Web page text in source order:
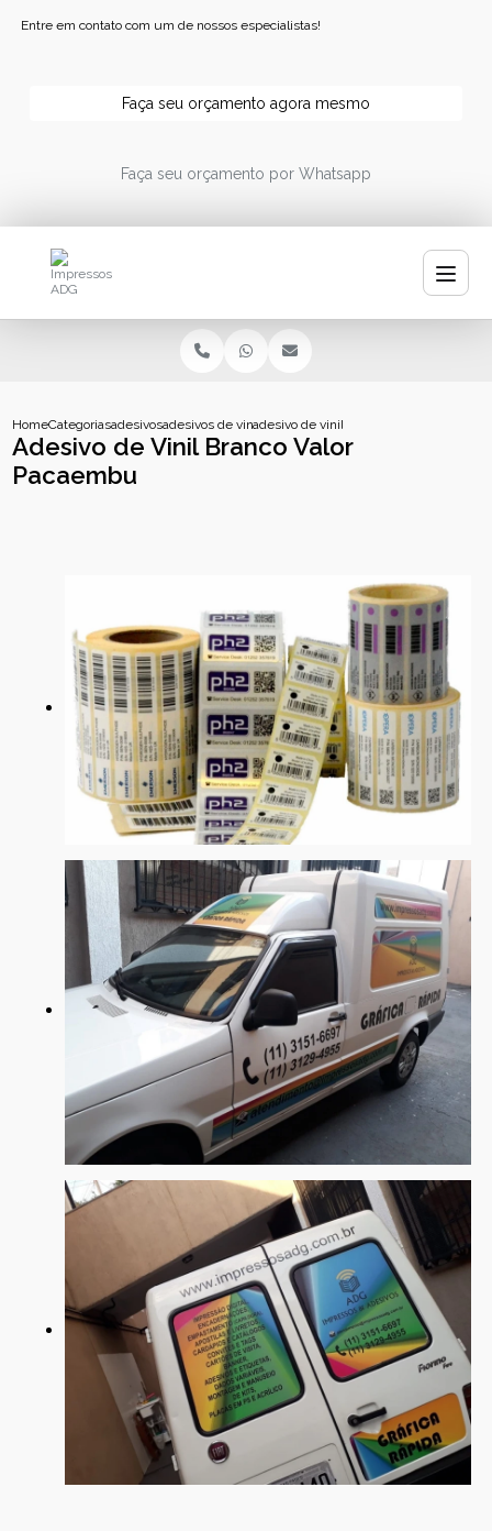
Entre em contato com um de nossos especialistas!
Faça seu orçamento agora mesmo
Faça seu orçamento por Whatsapp
HomeCategoriasadesivosadesivos de vinil personalizadosadesivo de vinil branco valor pacaembu
Adesivo de Vinil Branco Valor
Pacaembu